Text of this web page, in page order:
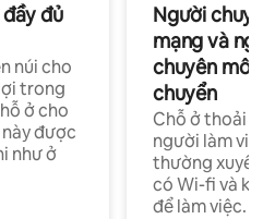
đủ
núi cho
trong
ở cho
được
như ở
Người
mạng và
chuyên môn
chuyển
Chỗ ở thoải
người làm việc
thường xuyên
có Wi-fi và
để làm việc.